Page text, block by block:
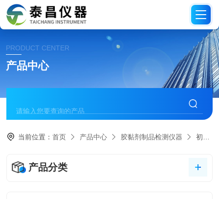
PRODUCT CENTER
产品中心
当前位置：首页 产品中心 胶黏剂制品检测仪器 初粘测试仪
产品分类